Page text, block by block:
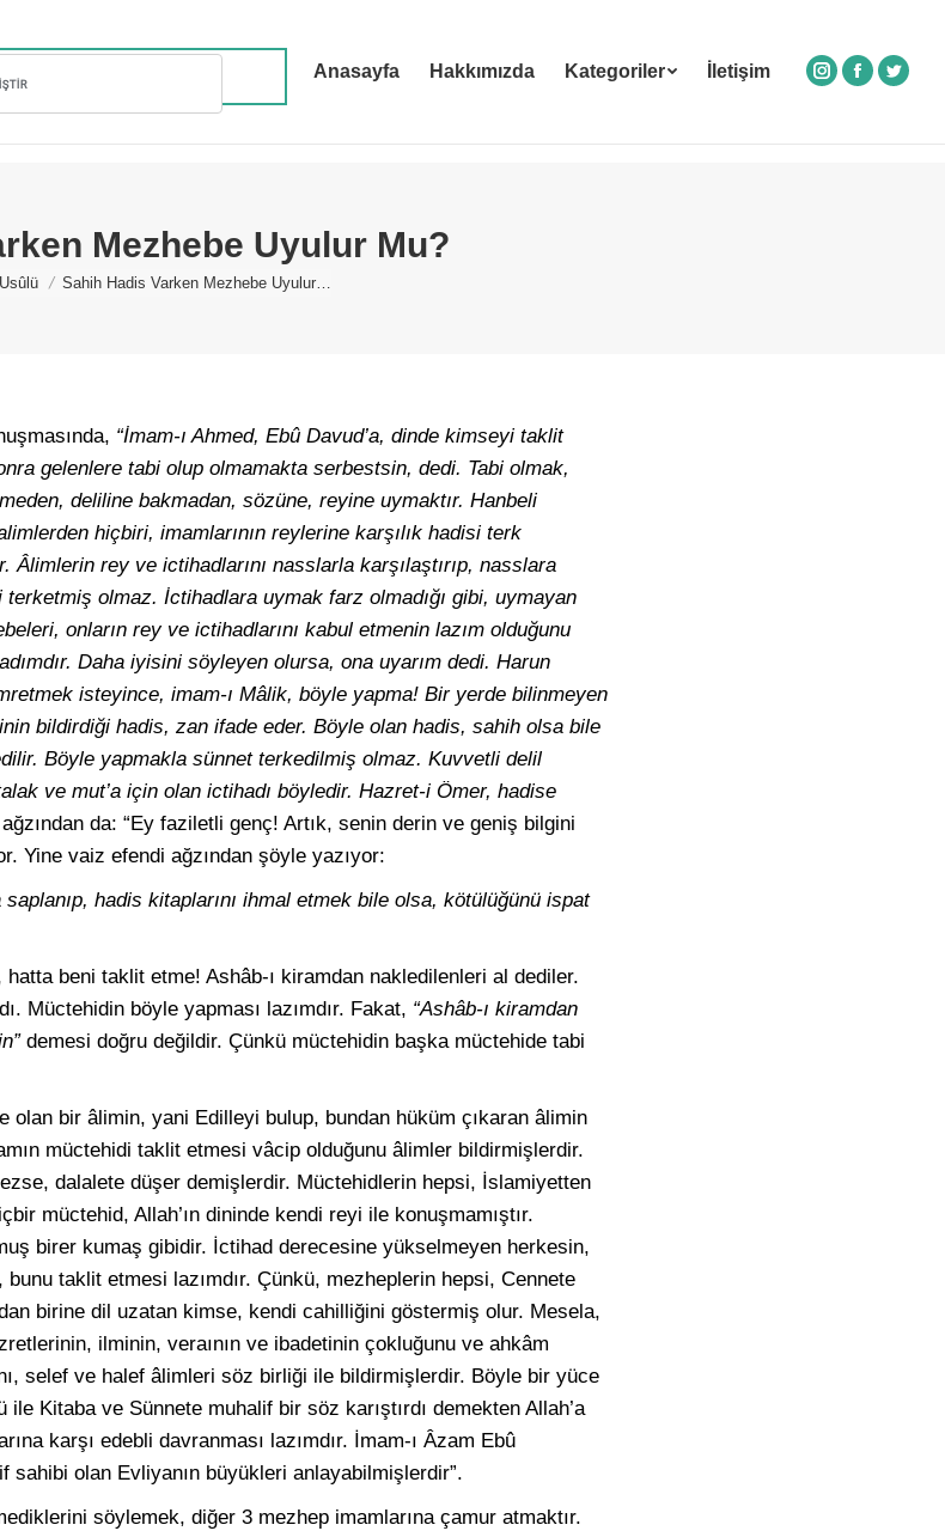
Anasayfa Hakkımızda Kategoriler İletişim
Instagram
Facebook
Mezhebe Uyulur Mu?
Sahih Hadis Varken Mezhebe Uyulur…
“İmam-ı Ahmed, Ebû Davud’a, dinde kimseyi taklit
gelenlere tabi olup olmamakta serbestsin, dedi. Tabi olmak,
deliline bakmadan, sözüne, reyine uymaktır. Hanbeli
hiçbiri, imamlarının reylerine karşılık hadisi terk
rey ve ictihadlarını nasslarla karşılaştırıp, nasslara
olmaz. İctihadlara uymak farz olmadığı gibi, uymayan
onların rey ve ictihadlarını kabul etmenin lazım olduğunu
Daha iyisini söyleyen olursa, ona uyarım dedi. Harun
isteyince, imam-ı Mâlik, böyle yapma! Bir yerde bilinmeyen
bildirdiği hadis, zan ifade eder. Böyle olan hadis, sahih olsa bile
Böyle yapmakla sünnet terkedilmiş olmaz. Kuvvetli delil
ve mut’a için olan ictihadı böyledir. Hazret-i Ömer, hadise
da: “Ey faziletli genç! Artık, senin derin ve geniş bilgini
Yine vaiz efendi ağzından şöyle yazıyor:
hadis kitaplarını ihmal etmek bile olsa, kötülüğünü ispat
beni taklit etme! Ashâb-ı kiramdan nakledilenleri al dediler.
Müctehidin böyle yapması lazımdır. Fakat, “Ashâb-ı kiramdan
demesi doğru değildir. Çünkü müctehidin başka müctehide tabi
olan bir âlimin, yani Edilleyi bulup, bundan hüküm çıkaran âlimin
müctehidi taklit etmesi vâcip olduğunu âlimler bildirmişlerdir.
dalalete düşer demişlerdir. Müctehidlerin hepsi, İslamiyetten
müctehid, Allah’ın dininde kendi reyi ile konuşmamıştır.
birer kumaş gibidir. İctihad derecesine yükselmeyen herkesin,
taklit etmesi lazımdır. Çünkü, mezheplerin hepsi, Cennete
birine dil uzatan kimse, kendi cahilliğini göstermiş olur. Mesela,
ilminin, veraının ve ibadetinin çokluğunu ve ahkâm
selef ve halef âlimleri söz birliği ile bildirmişlerdir. Böyle bir yüce
Kitaba ve Sünnete muhalif bir söz karıştırdı demekten Allah’a
karşı edebli davranması lazımdır. İmam-ı Âzam Ebû
olan Evliyanın büyükleri anlayabilmişlerdir”.
söylemek, diğer 3 mezhep imamlarına çamur atmaktır.